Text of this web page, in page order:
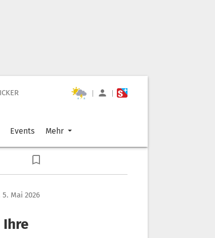
| |
Events Mehr
Mai 2026
Ihre